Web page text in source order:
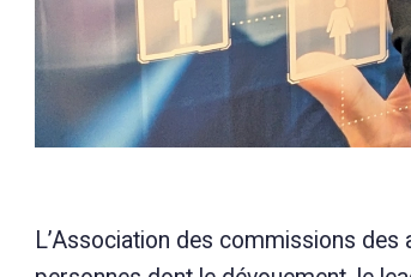
L’Association des commissions